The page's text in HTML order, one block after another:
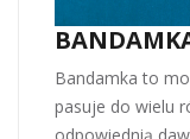
Bandamka to
pasuje do wielu